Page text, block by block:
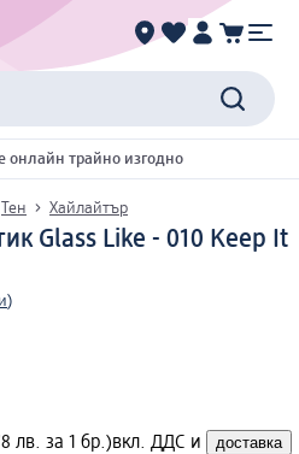
онлайн трайно изгодно
Тен Хайлайтър
Glass Like - 010 Keep It
)
лв. за 1 бр.)вкл. ДДС и доставка